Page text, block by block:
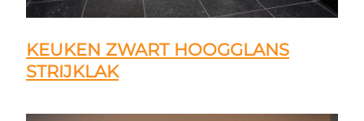
KEUKEN ZWART HOOGGLANS
STRIJKLAK